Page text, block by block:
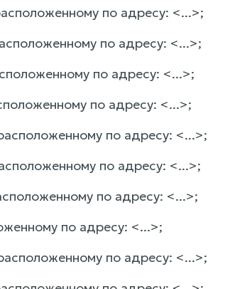
по адресу: <...>;
по адресу: <...>;
по адресу: <...>;
по адресу: <...>;
по адресу: <...>;
по адресу: <...>;
по адресу: <...>;
по адресу: <...>;
по адресу: <...>;